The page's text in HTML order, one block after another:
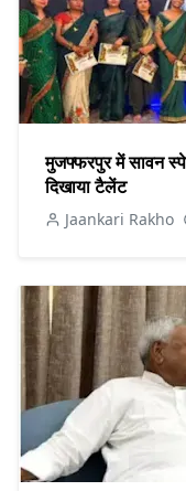
मुजफ्फरपुर में सावन
दिखाया टैलेंट
Jaankari Rakho